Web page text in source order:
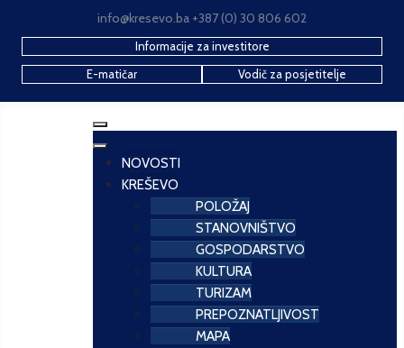
info@kresevo.ba +387 (0) 30 806 602
Informacije za investitore
E-matičar
Vodič za posjetitelje
NOVOSTI
KREŠEVO
POLOŽAJ
STANOVNIŠTVO
GOSPODARSTVO
KULTURA
TURIZAM
PREPOZNATLJIVOST
MAPA